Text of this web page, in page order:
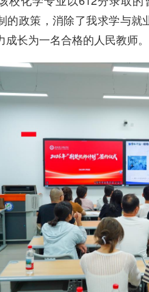
的政策，消除了我求学与
成长为一名合格的人民教师